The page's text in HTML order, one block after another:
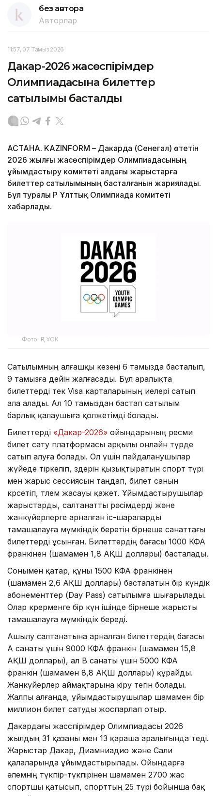
без автора
Авторлар
11:57, 07 Тамыз 2026
Дакар-2026 жасөспірімдер
Олимпиадасына билеттер
сатылымы басталды
АСТАНА. KAZINFORM – Дакарда (Сенегал) өтетін
2026 жылғы жасөспірімдер Олимпиадасының
ұйымдастыру комитеті алдағы жарыстарға
билеттер сатылымының басталғанын жариялады.
Бұл туралы ҚР Ұлттық Олимпиада комитеті
хабарлады.
Фото: ҚР ҰОК
Сатылымның алғашқы кезеңі 6 тамызда басталып,
9 тамызға дейін жалғасады. Бұл аралықта
билеттерді тек Visa карталарының иелері сатып
ала алады. Ал 10 тамыздан бастап сатылым
барлық қалаушыға қолжетімді болады.
Билеттерді «Дакар-2026» ойындарының ресми
билет сату платформасы арқылы онлайн түрде
сатып алуға болады. Ол үшін пайдаланушылар
жүйеде тіркеліп, өздерін қызықтыратын спорт түрі
мен жарыс сессиясын таңдап, билет санын
көрсетіп, төлем жасауы қажет. Ұйымдастырушылар
жарыстарды, салтанатты рәсімдерді және
жанкүйерлерге арналған іс-шараларды
тамашалауға мүмкіндік беретін бірнеше санаттағы
билеттерді ұсынған. Билеттердің бағасы 1000 КФА
франкінен (шамамен 1,8 АҚШ доллары) басталады.
Сонымен қатар, құны 1500 КФА франкінен
(шамамен 2,6 АҚШ доллары) басталатын бір күндік
абонементтер (Day Pass) сатылымға шығарылады.
Олар көрерменге бір күн ішінде бірнеше жарысты
тамашалауға мүмкіндік береді.
Ашылу салтанатына арналған билеттердің бағасы
А санаты үшін 9000 КФА франкін (шамамен 15,8
АҚШ доллары), ал B санаты үшін 5000 КФА
франкін (шамамен 8,8 АҚШ доллары) құрайды.
Жанкүйерлер аймақтарына кіру тегін болады.
Жалпы алғанда, ұйымдастырушылар шамамен бір
миллион билет сатуды жоспарлап отыр.
Дакардағы жасөспірімдер Олимпиадасы 2026
жылдың 31 қазаны мен 13 қараша аралығында өтеді.
Жарыстар Дакар, Диамниадио және Сали
қалаларында ұйымдастырылады. Ойындарға
әлемнің түкпір-түкпірінен шамамен 2700 жас
спортшы қатысып, спорттың 25 түрі бойынша бақ